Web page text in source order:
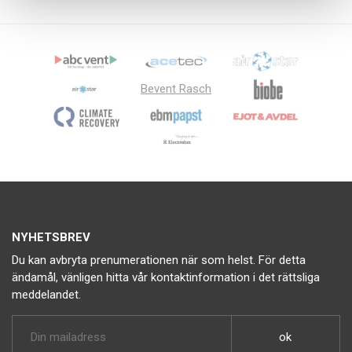
Bevent Rasch
NYHETSBREV
Du kan avbryta prenumerationen när som helst. För detta
ändamål, vänligen hitta vår kontaktinformation i det rättsliga
meddelandet.